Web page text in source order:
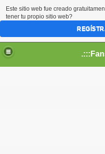
Este sitio web fue creado
tener tu propio sitio web?